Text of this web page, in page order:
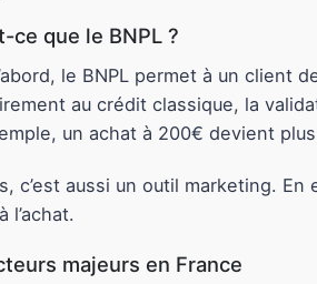
ce que le BNPL ?
le BNPL permet à un client
au crédit classique, la
un achat à 200€ devient
c’est aussi un outil marketing.
l’achat.
majeurs en France